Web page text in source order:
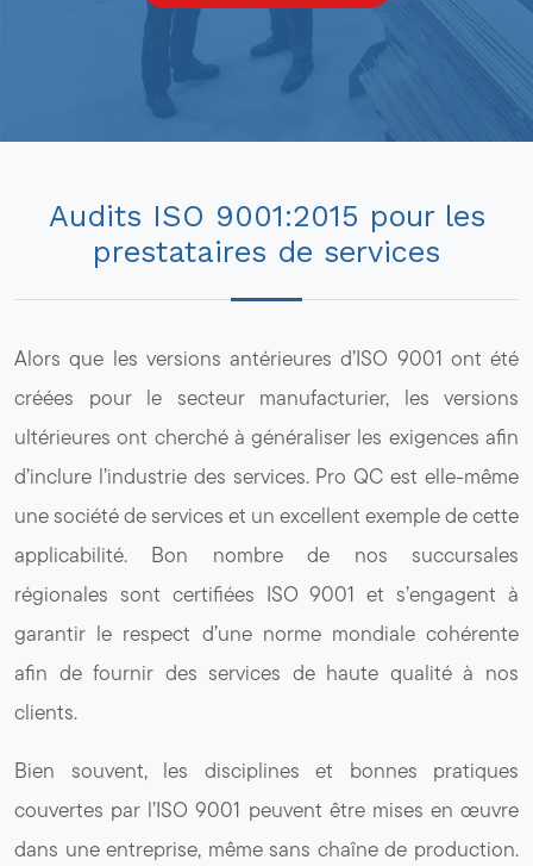
Audits ISO 9001:2015 pour les
prestataires de services
Alors que les versions antérieures d’ISO 9001 ont été
créées pour le secteur manufacturier, les versions
ultérieures ont cherché à généraliser les exigences afin
d’inclure l’industrie des services. Pro QC est elle-même
une société de services et un excellent exemple de cette
applicabilité. Bon nombre de nos succursales
régionales sont certifiées ISO 9001 et s’engagent à
garantir le respect d’une norme mondiale cohérente
afin de fournir des services de haute qualité à nos
clients.
Bien souvent, les disciplines et bonnes pratiques
couvertes par l’ISO 9001 peuvent être mises en œuvre
dans une entreprise, même sans chaîne de production.